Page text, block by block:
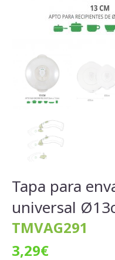
Tapa para
universal
TMVAG291
3,29€